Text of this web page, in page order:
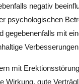
negativ
psychologischen
gegebenenfalls mit
mit
Wirkung, gute